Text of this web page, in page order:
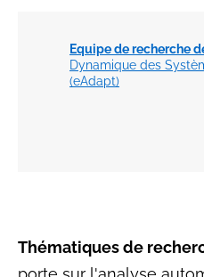
Equipe de recherche
Dynamique des
(eAdapt)
Thématiques de